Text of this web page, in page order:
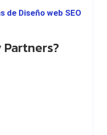
de Diseño web SEO